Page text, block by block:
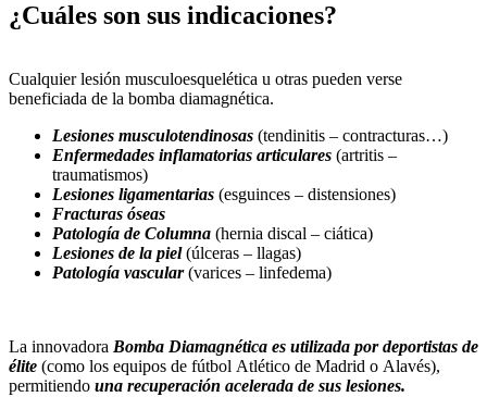
¿Cuáles son sus indicaciones?
Cualquier lesión musculoesquelética u otras pueden verse
beneficiada de la bomba diamagnética.
Lesiones musculotendinosas (tendinitis – contracturas…)
Enfermedades inflamatorias articulares (artritis –
traumatismos)
Lesiones ligamentarias (esguinces – distensiones)
Fracturas óseas
Patología de Columna (hernia discal – ciática)
Lesiones de la piel(úlceras – llagas)
Patología vascular(varices – linfedema)
La innovadora Bomba Diamagnética es utilizada por deportistas de
élite (como los equipos de fútbol Atlético de Madrid o Alavés),
permitiendo una recuperación acelerada de sus lesiones.